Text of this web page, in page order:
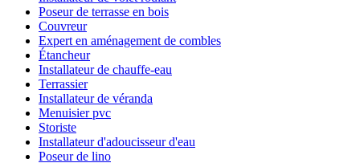
Poseur de terrasse en bois
Couvreur
Expert en aménagement de combles
Étancheur
Installateur de chauffe-eau
Terrassier
Installateur de véranda
Menuisier pvc
Storiste
Installateur d'adoucisseur d'eau
Poseur de lino